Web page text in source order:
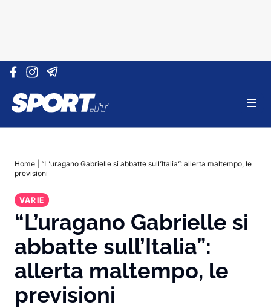
Vai al contenuto
Home
“L’uragano Gabrielle si abbatte sull’Italia”: allerta maltempo, le
previsioni
VARIE
“L’uragano Gabrielle si
abbatte sull’Italia”:
allerta maltempo, le
previsioni